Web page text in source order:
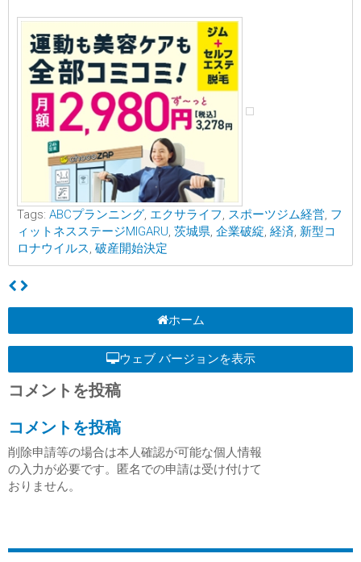
Tags: ABCプランニング, エクサライフ, スポーツジム経営, フ
ィットネスステージMIGARU, 茨城県, 企業破綻, 経済, 新型コ
ロナウイルス, 破産開始決定
ホーム
ウェブ バージョンを表示
コメントを投稿
コメントを投稿
削除申請等の場合は本人確認が可能な個人情報
の入力が必要です。匿名での申請は受け付けて
おりません。